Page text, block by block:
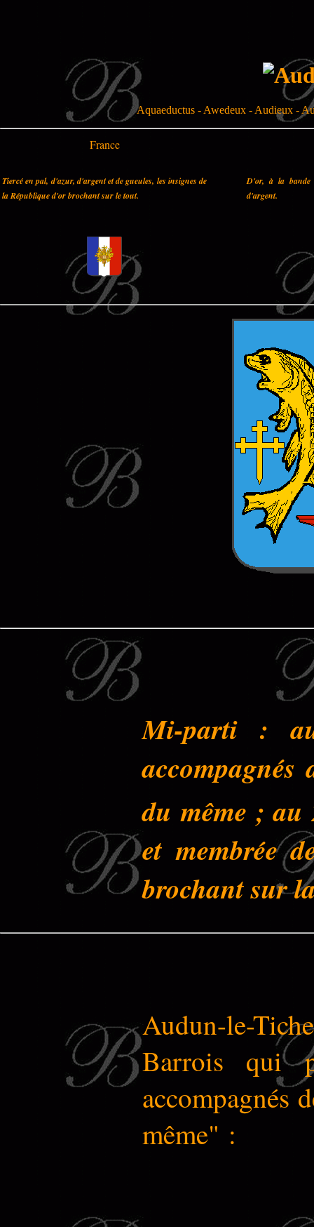
Aquaeductus - Awedeux - Audieux -
France
Tiercé en pal, d'azur, d'argent et de gueules, les insignes de
la République d'or brochant sur le tout.
D'or, à la bande
d'argent.
Mi-parti :
du même ; au
et membrée
brochant sur
Audun-le-
Barrois qui
accompagnés
même" :